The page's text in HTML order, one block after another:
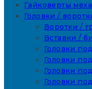
Гайковерты
Головки /
Воротки /
Вставки /
Головки
Головки
Головки
Головки